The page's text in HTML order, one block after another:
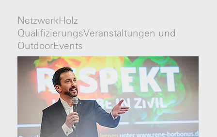
NetzwerkHolz
QualifizierungsVeranstaltungen und
OutdoorEvents